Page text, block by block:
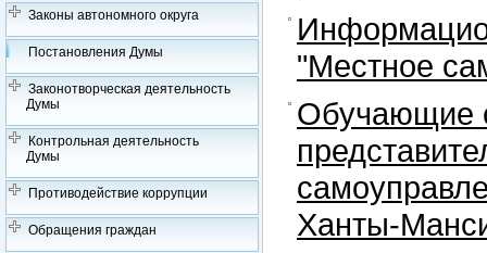
Законы автономного округа
Постановления Думы
Законотворческая деятельность
Думы
Контрольная деятельность
Думы
Противодействие коррупции
Обращения граждан
"Местное
Обучающие
Ханты-